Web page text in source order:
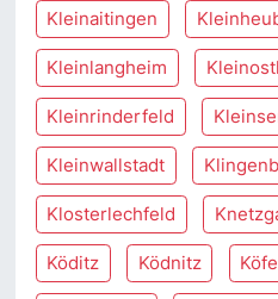
Kleinaitingen
Kleinlangheim
Kleinrinderfeld
Kleinwallstadt
Klosterlechfeld
Köditz Ködnitz